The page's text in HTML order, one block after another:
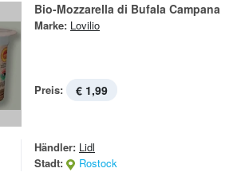
Bio-Mozzarella di Bufala Campana
Marke: Lovilio
Preis: € 1,99
Händler: Lidl
Stadt:
Rostock